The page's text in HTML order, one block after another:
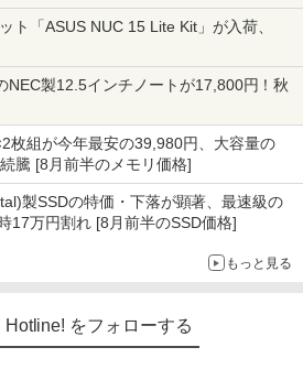
暑さ指数連動セール ほか
ト「ASUS NUC 15 Lite Kit」が入荷、
NEC製12.5インチノートが17,800円！秋
枚組が今年最安の39,980円、大容量の
騰 [8月前半のメモリ価格]
製SSDの特価・下落が顕著、最速級の
17万円割れ [8月前半のSSD価格]
もっと見る
をフォローする